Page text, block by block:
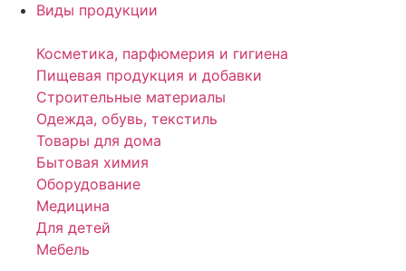
Виды продукции
Косметика, парфюмерия и гигиена
Пищевая продукция и добавки
Строительные материалы
Одежда, обувь, текстиль
Товары для дома
Бытовая химия
Оборудование
Медицина
Для детей
Мебель